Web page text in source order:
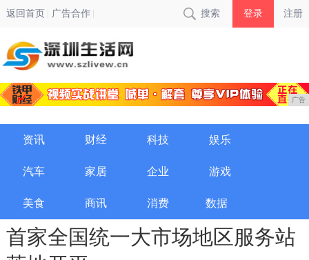
返回首页 广告合作 搜索 登录 注册
广告
资讯 财经 科技 娱乐
汽车 家居 企业 游戏
美食 商讯 消费 数据
首家全国统一大市场地区服务站